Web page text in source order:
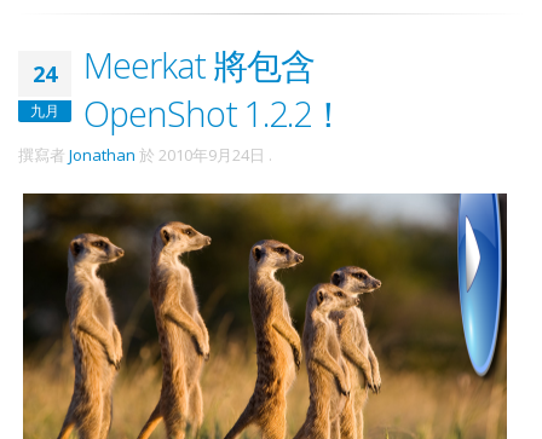
24
九月
Meerkat 將包含
OpenShot 1.2.2！
撰寫者 Jonathan 於 2010年9月24日 .